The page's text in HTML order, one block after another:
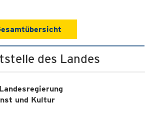
des Landes
und Kultur